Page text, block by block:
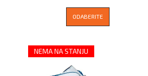
ODABERITE
NEMA NA STANJU